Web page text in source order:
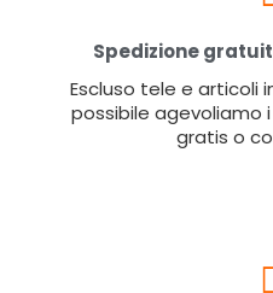
Spedizione
Escluso tele e articoli
possibile agevoliamo
gratis o